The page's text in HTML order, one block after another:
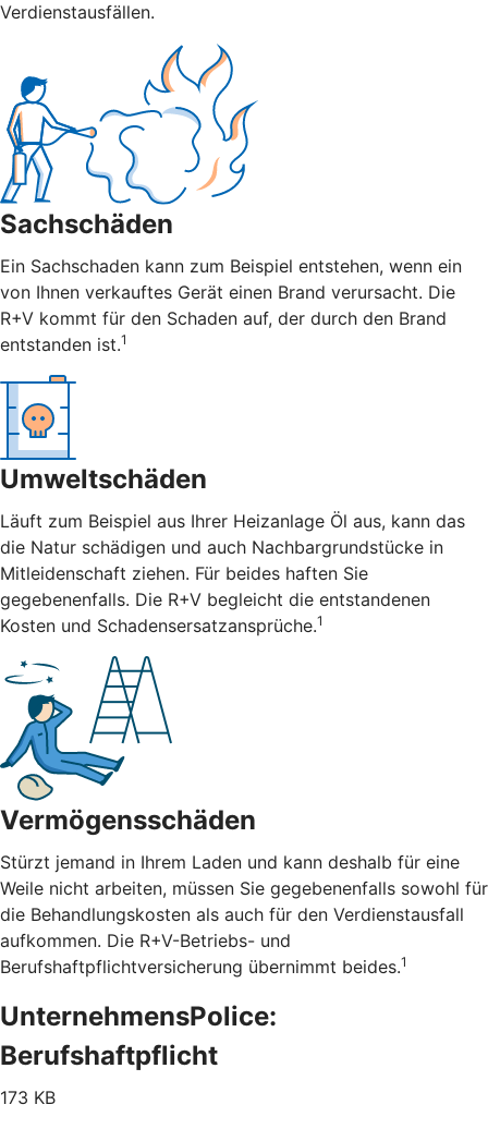
Verdienstausfällen.
Sachschäden
Ein Sachschaden kann zum Beispiel entstehen, wenn ein
von Ihnen verkauftes Gerät einen Brand verursacht. Die
R+V kommt für den Schaden auf, der durch den Brand
entstanden ist.1
Umweltschäden
Läuft zum Beispiel aus Ihrer Heizanlage Öl aus, kann das
die Natur schädigen und auch Nachbargrundstücke in
Mitleidenschaft ziehen. Für beides haften Sie
gegebenenfalls. Die R+V begleicht die entstandenen
Kosten und Schadensersatzansprüche.1
Vermögensschäden
Stürzt jemand in Ihrem Laden und kann deshalb für eine
Weile nicht arbeiten, müssen Sie gegebenenfalls sowohl für
die Behandlungskosten als auch für den Verdienstausfall
aufkommen. Die R+V-Betriebs- und
Berufshaftpflichtversicherung übernimmt beides.1
UnternehmensPolice:
Berufshaftpflicht
173 KB